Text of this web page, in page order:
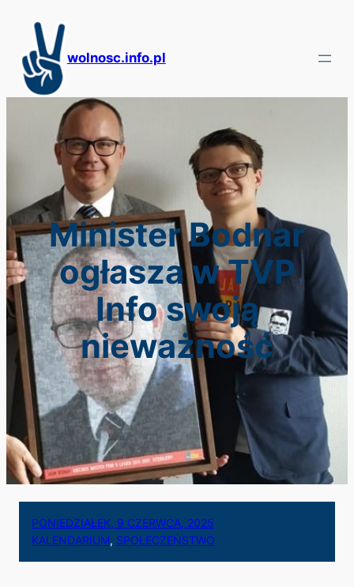
treści
wolnosc.info.pl
Minister Bodnar
ogłasza w TVP
Info swoją
nieważność
PONIEDZIAŁEK, 9 CZERWCA, 2025
KALENDARIUM, SPOŁECZEŃSTWO